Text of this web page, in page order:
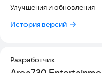
СИСТЕМА БОЯ
ОНЛАЙН МУЛЬТИПЛЕЕР
Улучшения и обновления
История версий
Разработчик